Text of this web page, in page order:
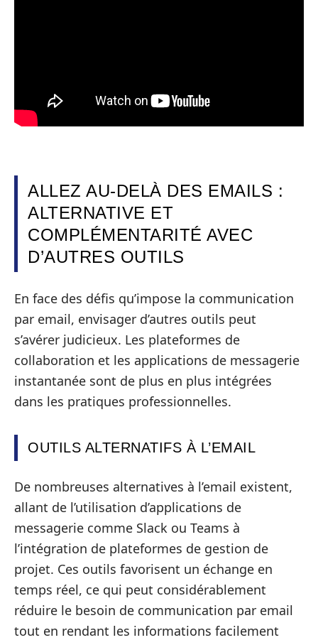
ALLEZ AU-DELÀ DES EMAILS :
ALTERNATIVE ET
COMPLÉMENTARITÉ AVEC
D’AUTRES OUTILS
En face des défis qu’impose la communication
par email, envisager d’autres outils peut
s’avérer judicieux. Les plateformes de
collaboration et les applications de messagerie
instantanée sont de plus en plus intégrées
dans les pratiques professionnelles.
OUTILS ALTERNATIFS À L’EMAIL
De nombreuses alternatives à l’email existent,
allant de l’utilisation d’applications de
messagerie comme Slack ou Teams à
l’intégration de plateformes de gestion de
projet. Ces outils favorisent un échange en
temps réel, ce qui peut considérablement
réduire le besoin de communication par email
tout en rendant les informations facilement